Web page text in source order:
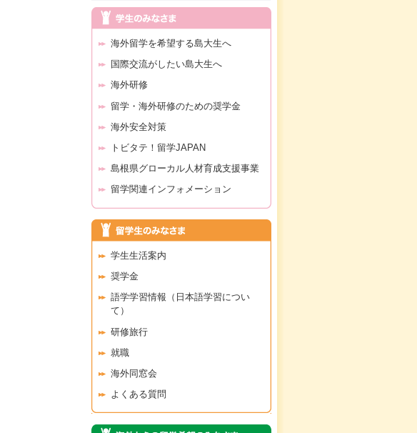
海外留学を希望する島大生へ
国際交流がしたい島大生へ
海外研修
留学・海外研修のための奨学金
海外安全対策
トビタテ！留学JAPAN
島根県グローカル人材育成支援事業
留学関連インフォメーション
学生生活案内
奨学金
語学学習情報（日本語学習につい
て）
研修旅行
就職
海外同窓会
よくある質問